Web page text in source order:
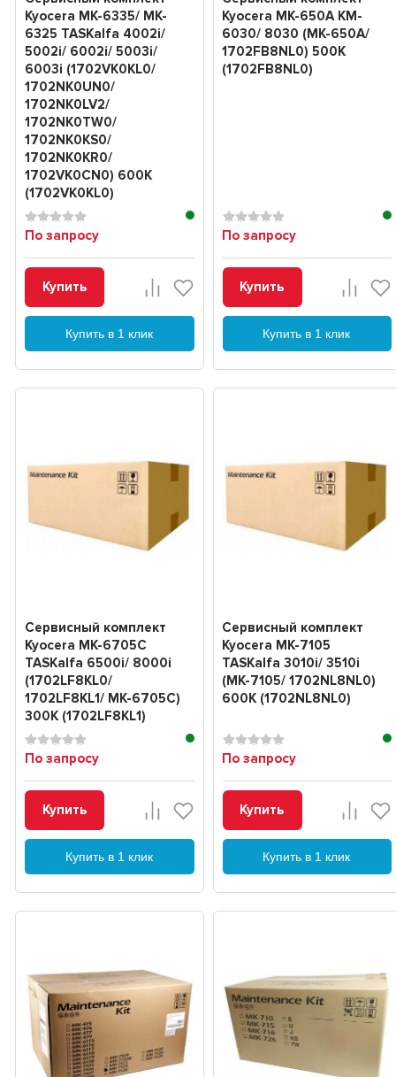
Kyocera MK-6335/ MK-
6325 TASKalfa 4002i/
5002i/ 6002i/ 5003i/
6003i (1702VK0KL0/
1702NK0UN0/
1702NK0LV2/
1702NK0TW0/
1702NK0KS0/
1702NK0KR0/
1702VK0CN0) 600K
(1702VK0KL0)
По запросу
Купить
Купить в 1 клик
Kyocera MK-650A KM-
6030/ 8030 (MK-650A/
1702FB8NL0) 500K
(1702FB8NL0)
По запросу
Купить
Купить в 1 клик
Сервисный комплект
Kyocera MK-6705C
TASKalfa 6500i/ 8000i
(1702LF8KL0/
1702LF8KL1/ MK-6705C)
300K (1702LF8KL1)
По запросу
Купить
Купить в 1 клик
Сервисный комплект
Kyocera MK-7105
TASKalfa 3010i/ 3510i
(MK-7105/ 1702NL8NL0)
600K (1702NL8NL0)
По запросу
Купить
Купить в 1 клик